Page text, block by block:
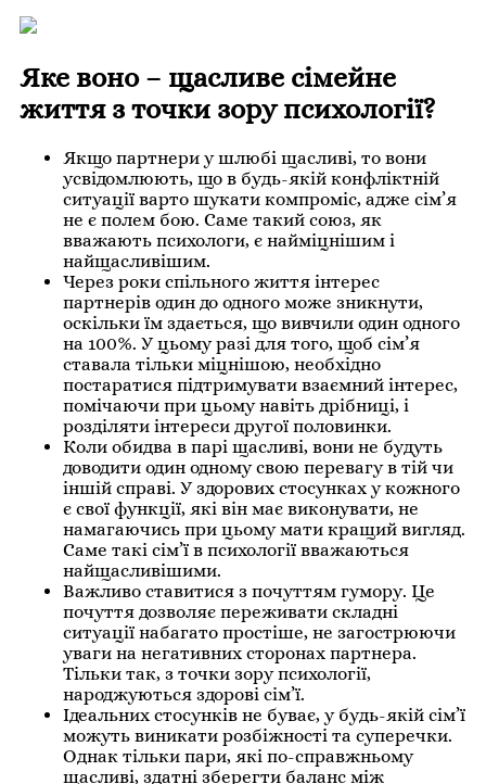
Яке воно – щасливе сімейне
життя з точки зору психології?
Якщо партнери у шлюбі щасливі, то вони
усвідомлюють, що в будь-якій конфліктній
ситуації варто шукати компроміс, адже сім’я
не є полем бою. Саме такий союз, як
вважають психологи, є найміцнішим і
найщасливішим.
Через роки спільного життя інтерес
партнерів один до одного може зникнути,
оскільки їм здається, що вивчили один одного
на 100%. У цьому разі для того, щоб сім’я
ставала тільки міцнішою, необхідно
постаратися підтримувати взаємний інтерес,
помічаючи при цьому навіть дрібниці, і
розділяти інтереси другої половинки.
Коли обидва в парі щасливі, вони не будуть
доводити один одному свою перевагу в тій чи
іншій справі. У здорових стосунках у кожного
є свої функції, які він має виконувати, не
намагаючись при цьому мати кращий вигляд.
Саме такі сім’ї в психології вважаються
найщасливішими.
Важливо ставитися з почуттям гумору. Це
почуття дозволяє переживати складні
ситуації набагато простіше, не загострюючи
уваги на негативних сторонах партнера.
Тільки так, з точки зору психології,
народжуються здорові сім’ї.
Ідеальних стосунків не буває, у будь-якій сім’ї
можуть виникати розбіжності та суперечки.
Однак тільки пари, які по-справжньому
щасливі, здатні зберегти баланс між